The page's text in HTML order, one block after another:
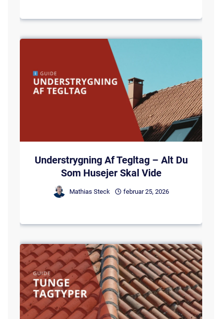
Understrygning Af Tegltag – Alt Du
Som Husejer Skal Vide
Mathias Steck februar 25, 2026